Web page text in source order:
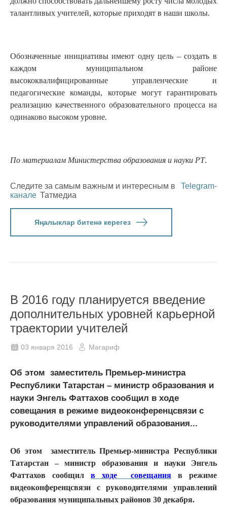
талантливых учителей, которые приходят в наши школы.
Обозначенные инициативы имеют одну цель – создать в
каждом муниципальном районе
высококвалифицированные управленческие и
педагогические команды, которые могут гарантировать
реализацию качественного образовательного процесса на
одинаково высоком уровне.
По материалам Министерства образования и науки РТ.
Следите за самым важным и интересным в
Telegram-
канале Татмедиа
Яңалыклар битенә керегез
В 2016 году планируется введение
дополнительных уровней карьерной
траектории учителей
03 января 2016 Мәгариф
Об этом заместитель Премьер-министра
Республики Татарстан – министр образования и
науки Энгель Фаттахов сообщил в ходе
совещания в режиме видеоконференцсвязи с
руководителями управлений образования...
Об этом заместитель Премьер-министра Республики
Татарстан – министр образования и науки Энгель
Фаттахов сообщилв ходе совещанияв режиме
видеоконференцсвязи с руководителями управлений
образования муниципальных районов 30 декабря.